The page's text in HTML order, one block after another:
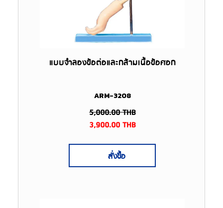
แบบจำลองข้อต่อและกล้ามเนื้อข้อศอก
ARM-3208
5,000.00THB
3,900.00THB
สั่งซื้อ